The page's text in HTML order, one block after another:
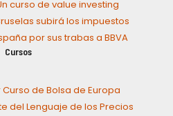
curso de value investing
subirá los impuestos
por sus trabas a BBVA
Cursos
Curso de Bolsa de Europa
del Lenguaje de los Precios